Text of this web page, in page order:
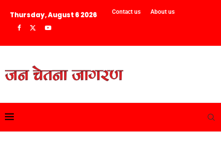
Thursday, August 6 2026 Contact us About us